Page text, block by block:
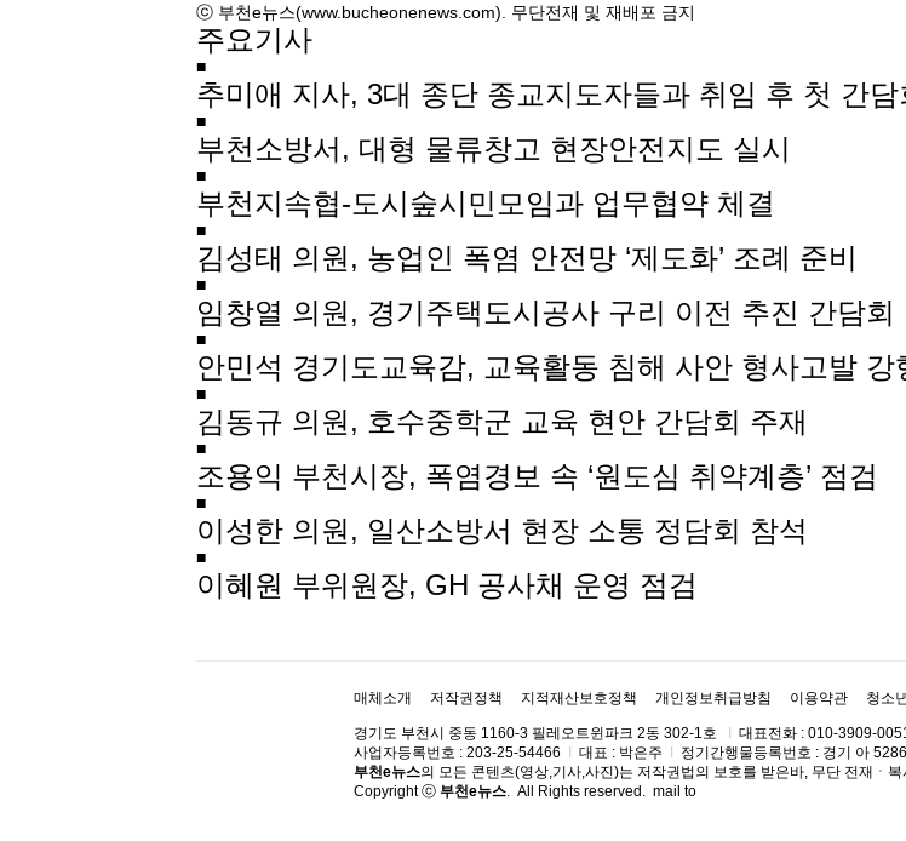
ⓒ 부천e뉴스(www.bucheonenews.com). 무단전재 및 재배포 금지
주요기사
■
추미애 지사, 3대 종단 종교지도자들과 취임 후 첫 간담
■
부천소방서, 대형 물류창고 현장안전지도 실시
■
부천지속협-도시숲시민모임과 업무협약 체결
■
김성태 의원, 농업인 폭염 안전망 ‘제도화’ 조례 준비
■
임창열 의원, 경기주택도시공사 구리 이전 추진 간담회
■
안민석 경기도교육감, 교육활동 침해 사안 형사고발 강
■
김동규 의원, 호수중학군 교육 현안 간담회 주재
■
조용익 부천시장, 폭염경보 속 ‘원도심 취약계층’ 점검
■
이성한 의원, 일산소방서 현장 소통 정담회 참석
■
이혜원 부위원장, GH 공사채 운영 점검
매체소개 저작권정책 지적재산보호정책 개인정보취급방침 이용약관 청소
경기도 부천시 중동 1160-3 필레오트윈파크 2동 302-1호 Ι 대표전화 : 010-3909-0051
사업자등록번호 : 203-25-54466 Ι 대표 : 박은주 Ι 정기간행물등록번호 : 경기 아
부천e뉴스의 모든 콘텐츠(영상,기사,사진)는 저작권법의 보호를 받은바, 무단 전재ㆍ
Copyright ⓒ 부천e뉴스 . All Rights reserved. mail to